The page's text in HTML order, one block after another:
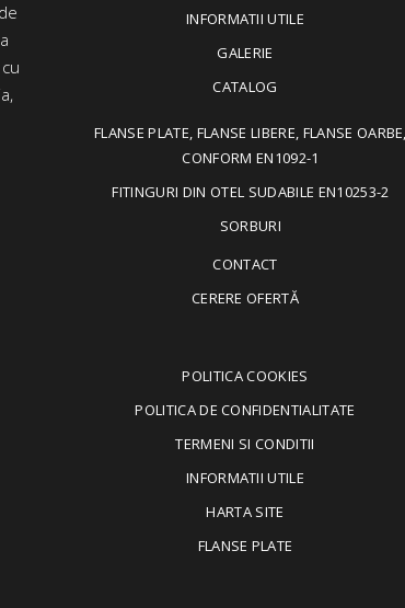
INFORMATII UTILE
GALERIE
CATALOG
FLANSE PLATE, FLANSE LIBERE, FLANSE OARBE,
CONFORM EN1092-1
FITINGURI DIN OTEL SUDABILE EN10253-2
SORBURI
CONTACT
CERERE OFERTĂ
POLITICA COOKIES
POLITICA DE CONFIDENTIALITATE
TERMENI SI CONDITII
INFORMATII UTILE
HARTA SITE
FLANSE PLATE